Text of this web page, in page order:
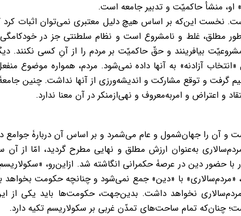
او، منشأ حاکمیّت و تدبیر جامعه است.
نخست این‌که بر اساس هیچ دلیل معتبری نمی‌توان اثبات
مطلق، غلط و نامشروع است و نظام سلطنتی جز در خودکامگی
بیافرینند و حقّ حاکمیّت بر مردم را از آنِ کسی نکنند.
آزادنه» به آنها داده نمی‌شود. مردم، همواره موضوع
گرفت و توقع مشارکت و اندیشه‌ورزی از آنها نداشت. چنین
و اعتراض و امربه‌معروف و نهی‌ازمنکر در آن معنا ندارد.
آن را جهان‌شمول و عام می‌شمرد و بر اساس آن دربارۀ جوامع
به‌عنوان ارزش مطلق و نهایی مطرح گردید، امّا از آن
با حضور دین در عرصۀ حکمرانی انگاشته شد. ازاین‌رو،
با «دین» جمع نمی‌شود و چنانچه حکومت بخواهد
نخواهد داشت. بدین‌جهت، حکومت‌ها باید یکی از
چنان‌که تمام ساحت‌های تمدّن غربی بر سکولاریسم تکیه دارد.